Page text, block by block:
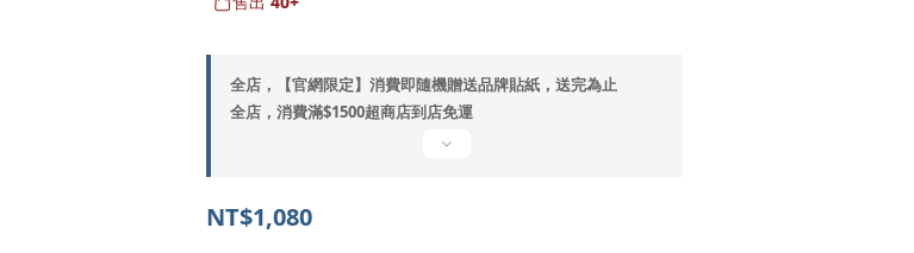
全店，【官網限定】消費即隨機贈送品牌貼紙，送完為止
全店，消費滿$1500超商店到店免運
NT$1,080